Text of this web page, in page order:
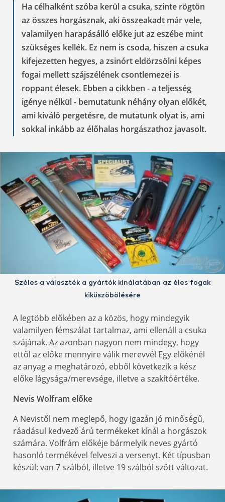
Ha célhalként szóba kerül a csuka, szinte rögtön
az összes horgásznak, aki összeakadt már vele,
valamilyen harapásálló előke jut az eszébe mint
szükséges kellék. Ez nem is csoda, hiszen a csuka
kifejezetten hegyes, a zsinórt eldörzsölni képes
fogai mellett szájszélének csontlemezei is
roppant élesek. Ebben a cikkben - a teljesség
igénye nélkül - bemutatunk néhány olyan előkét,
ami kiváló pergetésre, de mutatunk olyat is, ami
sokkal inkább az élőhalas horgászathoz javasolt.
Széles a választék a gyártók kínálatában az éles fogak
kiküszöbölésére
A legtöbb előkében az a közös, hogy mindegyik
valamilyen fémszálat tartalmaz, ami ellenáll a csuka
szájának. Az azonban nagyon nem mindegy, hogy
ettől az előke mennyire válik merevvé! Egy előkénél
az anyag a meghatározó, ebből következik a kész
előke lágysága/merevsége, illetve a szakítóértéke.
Nevis Wolfram előke
A Nevistől nem meglepő, hogy igazán jó minőségű,
ráadásul kedvező árú termékeket kínál a horgászok
számára. Volfrám előkéje bármelyik neves gyártó
hasonló termékével felveszi a versenyt. Két típusban
készül: van 7 szálból, illetve 19 szálból szőtt változat.